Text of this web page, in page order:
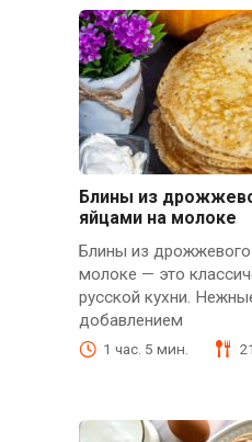
Блины из
яйцами на молоке
Блины из дрожжевого
молоке — это
русской кухни.
добавлением
1 час. 5 мин. 21